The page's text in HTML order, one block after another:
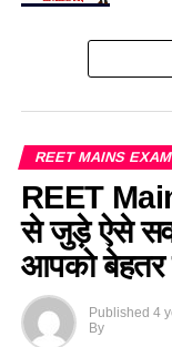
REET MAINS EXAM
REET
से जुड़े ऐसे
आपको बेहतर
Published 4
By